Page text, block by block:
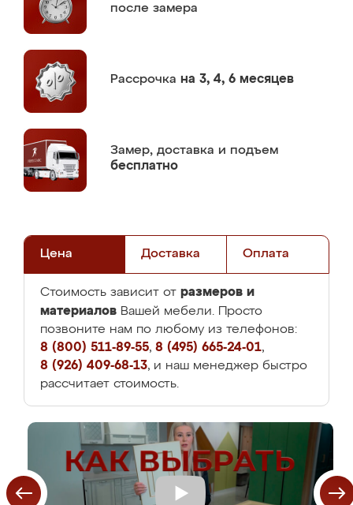
после замера
Рассрочка на 3, 4, 6 месяцев
Замер, доставка и подъем
бесплатно
Цена Доставка Оплата
Стоимость зависит от размеров и
материалов Вашей мебели. Просто
позвоните нам по любому из телефонов:
8 (800) 511-89-55, 8 (495) 665-24-01,
8 (926) 409-68-13, и наш менеджер быстро
рассчитает стоимость.